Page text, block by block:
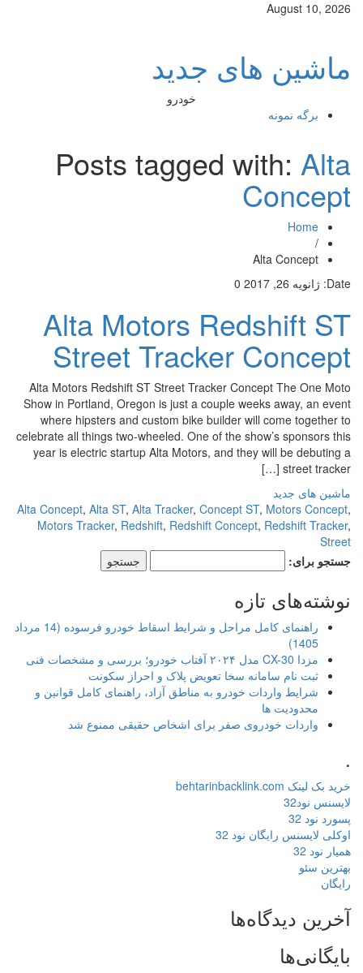
August 10, 2026
ماشین های جدید
خودرو
برگه نمونه
Posts tagged with:Alta
Concept
Home
/
Alta Concept
Date: ژانویه 26, 2017 0
Alta Motors Redshift ST
Street Tracker Concept
Alta Motors Redshift ST Street Tracker Concept The One Moto
Show in Portland, Oregon is just a couple weeks away, an event
where hipsters and custom bike builder will come together to
celebrate all things two-wheeled. One of the show’s sponsors this
year is electric startup Alta Motors, and they will be debuting a
street tracker […]
ماشین های جدید
Alta Concept,Alta ST,Alta Tracker,Concept ST,Motors Concept
Motors Tracker,Redshift,Redshift Concept,Redshift Tracker
Street
جستجو برای:
نوشته‌های تازه
راهنمای کامل مراحل و شرایط اسقاط خودرو فرسوده (14 مرداد
1405)
مزدا CX-30 مدل ۲۰۲۴ آفتاب خودرو؛ بررسی و مشخصات فنی
ثبت نام سامانه سخا تعویض پلاک و احراز سکونت
شرایط واردات خودرو به مناطق آزاد، راهنمای کامل قوانین و
محدودیت ها
واردات خودروی صفر برای اشخاص حقیقی ممنوع شد
خرید بک لینک behtarinbacklink.com
لایسنس نود32
پسورد نود 32
اوکلی لایسنس رایگان نود 32
همیار نود 32
بهترین سئو
رایگان
آخرین دیدگاه‌ها
بایگانی‌ها